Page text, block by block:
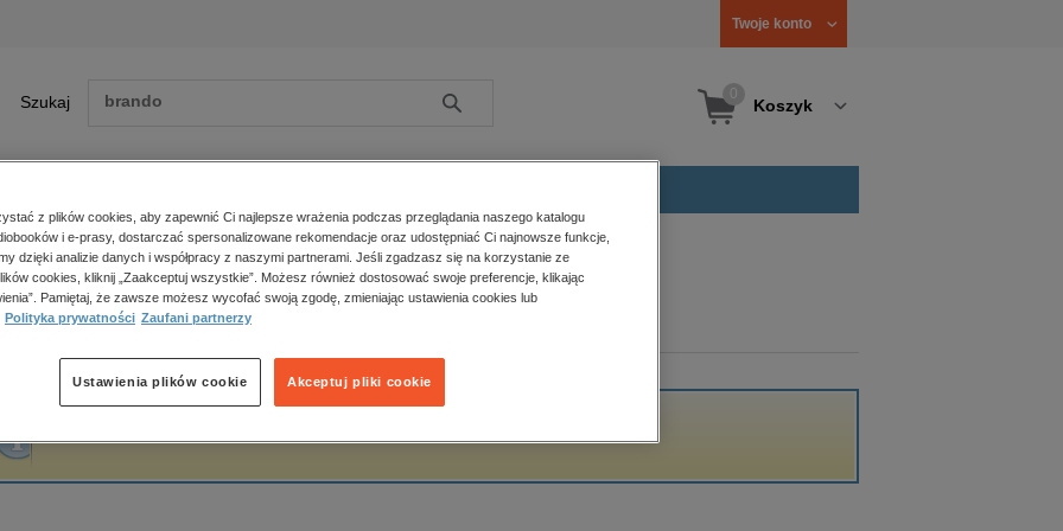
Twoje konto
Szukaj Szukaj Koszyk
Zobacz wszystkie E-prasa
polityka, społeczno-informacyjne
psychologiczne
popularno-naukowe
historia
główna STEFAN ŻEROMSKI
ŻEROMSKI
z plików cookies, aby zapewnić Ci najlepsze wrażenia podczas przeglądania naszego katalogu
i e-prasy, dostarczać spersonalizowane rekomendacje oraz udostępniać Ci najnowsze funkcje,
dzięki analizie danych i współpracy z naszymi partnerami. Jeśli zgadzasz się na korzystanie ze
cookies, kliknij „Zaakceptuj wszystkie”. Możesz również dostosować swoje preferencje, klikając
Pamiętaj, że zawsze możesz wycofać swoją zgodę, zmieniając ustawienia cookies lub
Polityka prywatności Zaufani partnerzy
Akceptuj pliki cookie
Ustawienia plików cookie